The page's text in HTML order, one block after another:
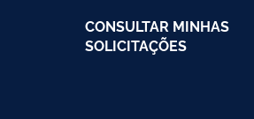
CONSULTAR MINHAS
SOLICITAÇÕES